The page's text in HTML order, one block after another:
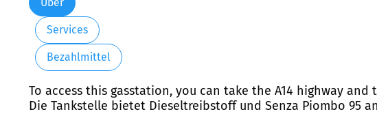
Über
Services
Bezahlmittel
To access this gasstation, you can take the A14 highway
Die Tankstelle bietet Dieseltreibstoff und Senza Piombo 95